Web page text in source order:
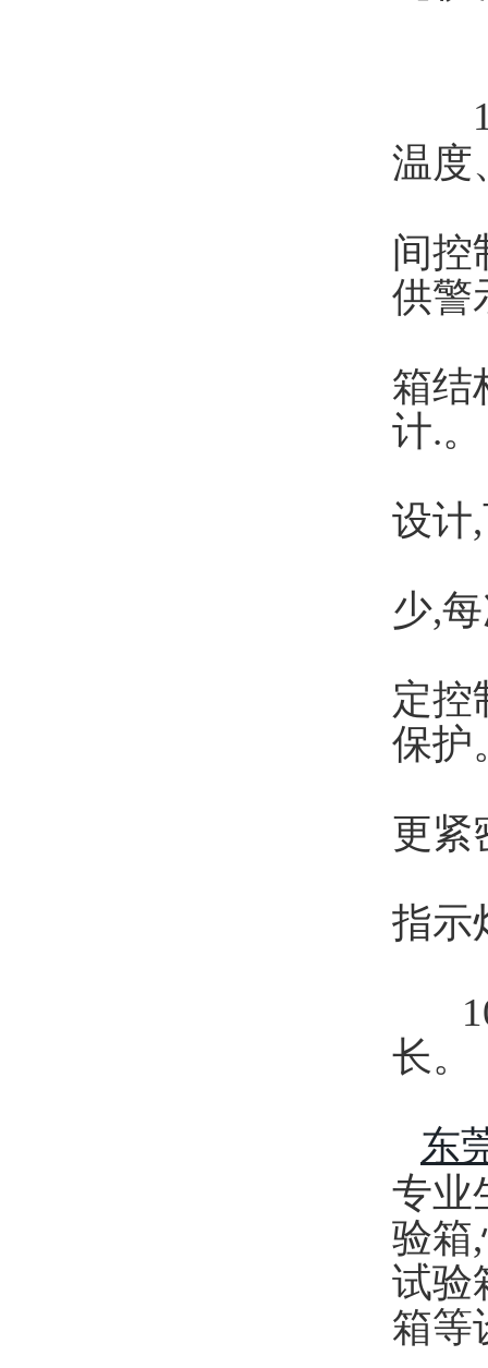
温度
间控
供警
箱结
计.
设计
少,
定控
保
更紧
指示
10.
长。
东
专业
验箱
试验
箱等